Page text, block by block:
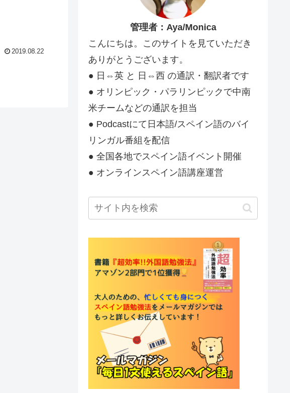
2019.08.22
管理者：Aya/Monica
こんにちは。このサイトを見ていただき
ありがとうございます。
● 日⇔英 と 日⇔西 の通訳・翻訳者です
● オリンピック・パラリンピックで中南
米チームなどの通訳を担当
● Podcastにて日本語/スペイン語のバイ
リンガル番組を配信
● 全国各地でスペイン語イベント開催
● オンラインスペイン語講座運営